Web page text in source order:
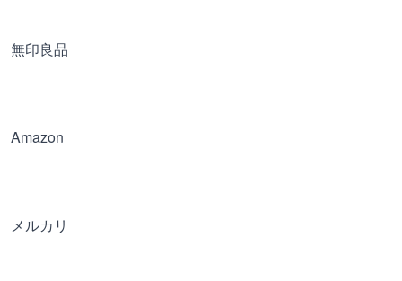
無印良品
Amazon
メルカリ